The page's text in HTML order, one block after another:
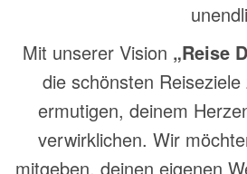
Mit unserer Vision „Reise
die schönsten
ermutigen, deinem
verwirklichen. Wir
mitgeben, deinen eigenen